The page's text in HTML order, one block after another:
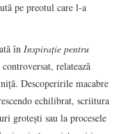
pe preotul care l-a
înInspirație pentru
relatează
Descoperirile macabre
echilibrat, scriitura
grotești sau la procesele